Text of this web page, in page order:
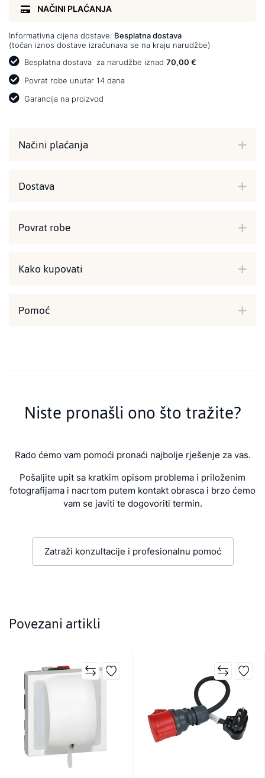
NAČINI PLAĆANJA
Informativna cijena dostave: Besplatna dostava
(točan iznos dostave izračunava se na kraju narudžbe)
Besplatna dostava za narudžbe iznad 70,00 €
Povrat robe unutar 14 dana
Garancija na proizvod
Načini plaćanja
Dostava
Povrat robe
Kako kupovati
Pomoć
Niste pronašli ono što tražite?
Rado ćemo vam pomoći pronaći najbolje rješenje za vas.
Pošaljite upit sa kratkim opisom problema i priloženim
fotografijama i nacrtom putem kontakt obrasca i brzo ćemo
vam se javiti te dogovoriti termin.
Zatraži konzultacije i profesionalnu pomoć
Povezani artikli